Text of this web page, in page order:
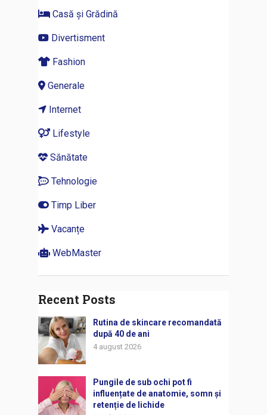
Casă și Grădină
Divertisment
Fashion
Generale
Internet
Lifestyle
Sănătate
Tehnologie
Timp Liber
Vacanțe
WebMaster
Recent Posts
Rutina de skincare recomandată
după 40 de ani
4 august 2026
Pungile de sub ochi pot fi
influențate de anatomie, somn și
retenție de lichide